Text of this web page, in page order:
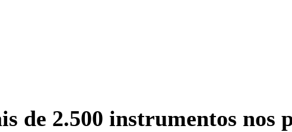
de 2.500 instrumentos nos